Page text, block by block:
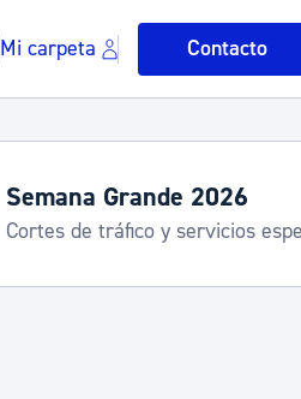
Mi carpeta Contacto
Semana Grande 2026
Cortes de tráfico y servicios